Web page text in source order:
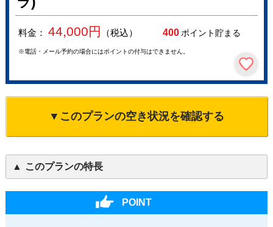
料金： 44,000円 （税込） 400ポイント貯まる
※電話・メール予約の場合にはポイントの付与はできません。
▼このプランの空き状況を確認する
このプランの特長
POINT